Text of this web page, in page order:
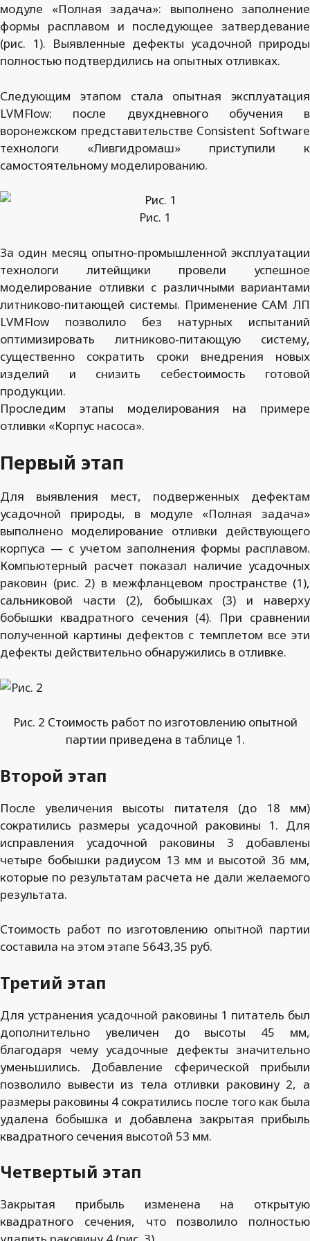
модуле «Полная задача»: выполнено заполнение
формы расплавом и последующее затвердевание
(рис. 1). Выявленные дефекты усадочной природы
полностью подтвердились на опытных отливках.
Следующим этапом стала опытная эксплуатация
LVMFlow: после двухдневного обучения в
воронежском представительстве Consistent Software
технологи «Ливгидромаш» приступили к
самостоятельному моделированию.
Рис. 1
За один месяц опытно-промышленной эксплуатации
технологи литейщики провели успешное
моделирование отливки с различными вариантами
литниково-питающей системы. Применение САМ ЛП
LVMFlow позволило без натурных испытаний
оптимизировать литниково-питающую систему,
существенно сократить сроки внедрения новых
изделий и снизить себестоимость готовой
продукции.
Проследим этапы моделирования на примере
отливки «Корпус насоса».
Первый этап
Для выявления мест, подверженных дефектам
усадочной природы, в модуле «Полная задача»
выполнено моделирование отливки действующего
корпуса — с учетом заполнения формы расплавом.
Компьютерный расчет показал наличие усадочных
раковин (рис. 2) в межфланцевом пространстве (1),
сальниковой части (2), бобышках (3) и наверху
бобышки квадратного сечения (4). При сравнении
полученной картины дефектов с темплетом все эти
дефекты действительно обнаружились в отливке.
Рис. 2 Стоимость работ по изготовлению опытной
партии приведена в таблице 1.
Второй этап
После увеличения высоты питателя (до 18 мм)
сократились размеры усадочной раковины 1. Для
исправления усадочной раковины 3 добавлены
четыре бобышки радиусом 13 мм и высотой 36 мм,
которые по результатам расчета не дали желаемого
результата.
Стоимость работ по изготовлению опытной партии
составила на этом этапе 5643,35 руб.
Третий этап
Для устранения усадочной раковины 1 питатель был
дополнительно увеличен до высоты 45 мм,
благодаря чему усадочные дефекты значительно
уменьшились. Добавление сферической прибыли
позволило вывести из тела отливки раковину 2, а
размеры раковины 4 сократились после того как была
удалена бобышка и добавлена закрытая прибыль
квадратного сечения высотой 53 мм.
Четвертый этап
Закрытая прибыль изменена на открытую
квадратного сечения, что позволило полностью